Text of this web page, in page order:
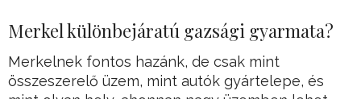
Merkel különbejáratú gazsági gyarmata?
Merkelnek fontos hazánk, de csak mint
összeszerelő üzem, mint autók gyártelepe, és